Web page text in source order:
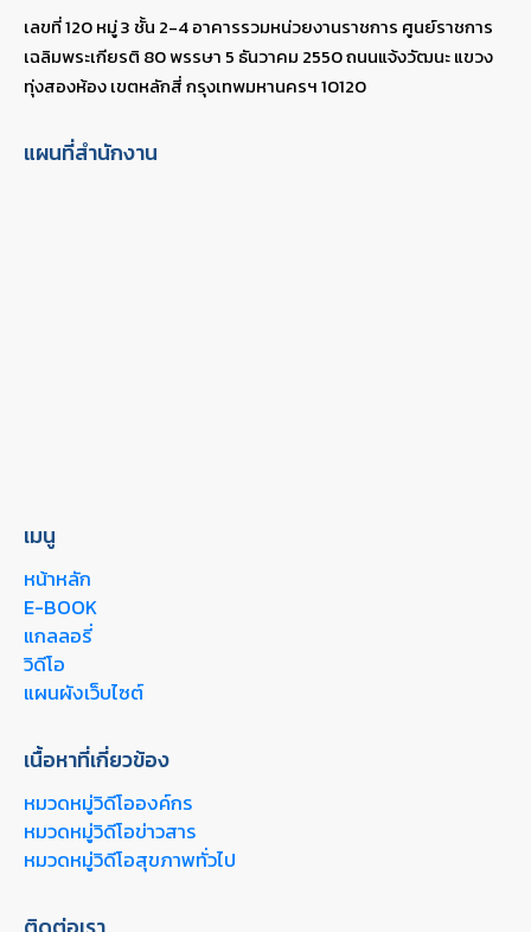
เลขที่ 120 หมู่ 3 ชั้น 2-4 อาคารรวมหน่วยงานราชการ ศูนย์ราชการ
เฉลิมพระเกียรติ 80 พรรษา 5 ธันวาคม 2550 ถนนแจ้งวัฒนะ แขวง
ทุ่งสองห้อง เขตหลักสี่ กรุงเทพมหานครฯ 10120
แผนที่สำนักงาน
เมนู
หน้าหลัก
E-BOOK
แกลลอรี่
วิดีโอ
แผนผังเว็บไซต์
เนื้อหาที่เกี่ยวข้อง
หมวดหมู่วิดีโอองค์กร
หมวดหมู่วิดีโอข่าวสาร
หมวดหมู่วิดีโอสุขภาพทั่วไป